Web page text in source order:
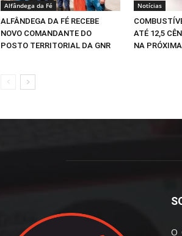
Alfândega da Fé
ALFÂNDEGA DA FÉ RECEBE
NOVO COMANDANTE DO
POSTO TERRITORIAL DA GNR
Notícias
ATÉ 12,5
NA
O